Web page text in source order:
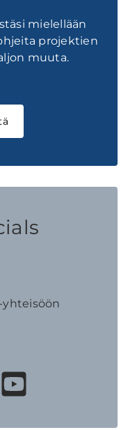
mielellään
projektien
muuta.
yhteisöön